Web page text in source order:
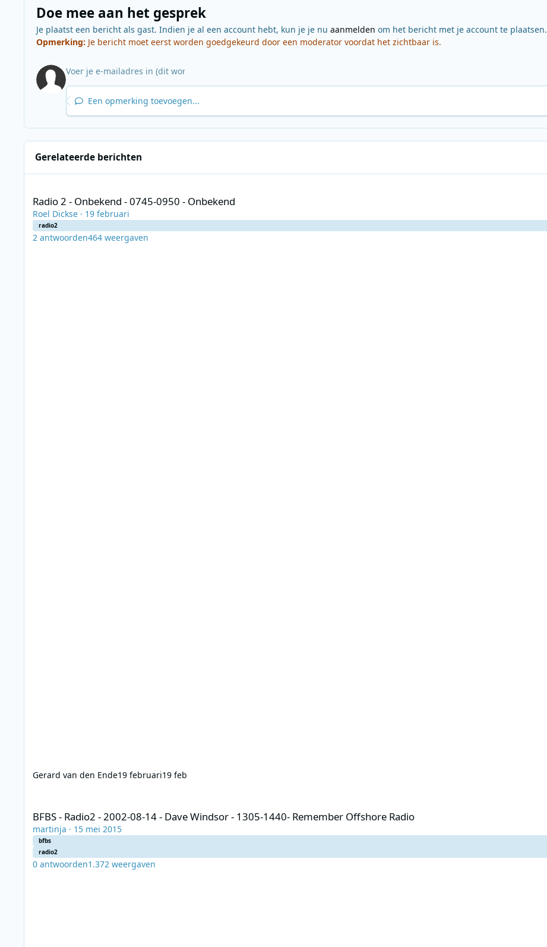
Doe mee aan het gesprek
Je plaatst een bericht als gast. Indien je al een account hebt, kun je je nu aanmelden om het bericht met je account te plaatsen.
Opmerking: Je bericht moet eerst worden goedgekeurd door een moderator voordat het zichtbaar is.
Een opmerking toevoegen...
Gerelateerde berichten
Radio 2 - Onbekend - 0745-0950 - Onbekend
Roel Dickse · 19 februari
radio2
2 antwoorden464 weergaven
Gerard van den Ende19 februari19 feb
BFBS - Radio2 - 2002-08-14 - Dave Windsor - 1305-1440- Remember Offshore Radio
martinja · 15 mei 2015
bfbs
radio2
0 antwoorden1.372 weergaven